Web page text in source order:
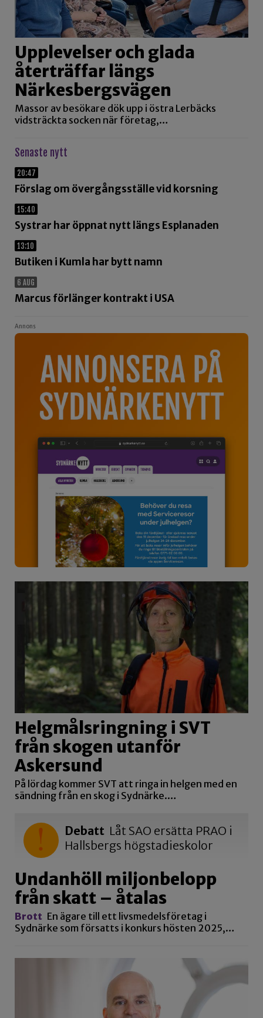
Upplevelser och glada
återträffar längs
Närkesbergsvägen
Massor av besökare dök upp i östra Lerbäcks
vidsträckta socken när företag,…
Senaste nytt
20:47
Förslag om övergångsställe vid korsning
15:40
Systrar har öppnat nytt längs Esplanaden
13:10
Butiken i Kumla har bytt namn
6 AUG
Marcus förlänger kontrakt i USA
Annons
Helgmålsringning i SVT
från skogen utanför
Askersund
På lördag kommer SVT att ringa in helgen med en
sändning från en skog i Sydnärke.…
Debatt Låt SAO ersätta PRAO i
Hallsbergs högstadieskolor
Undanhöll miljonbelopp
från skatt – åtalas
Brott En ägare till ett livsmedelsföretag i
Sydnärke som försatts i konkurs hösten 2025,…